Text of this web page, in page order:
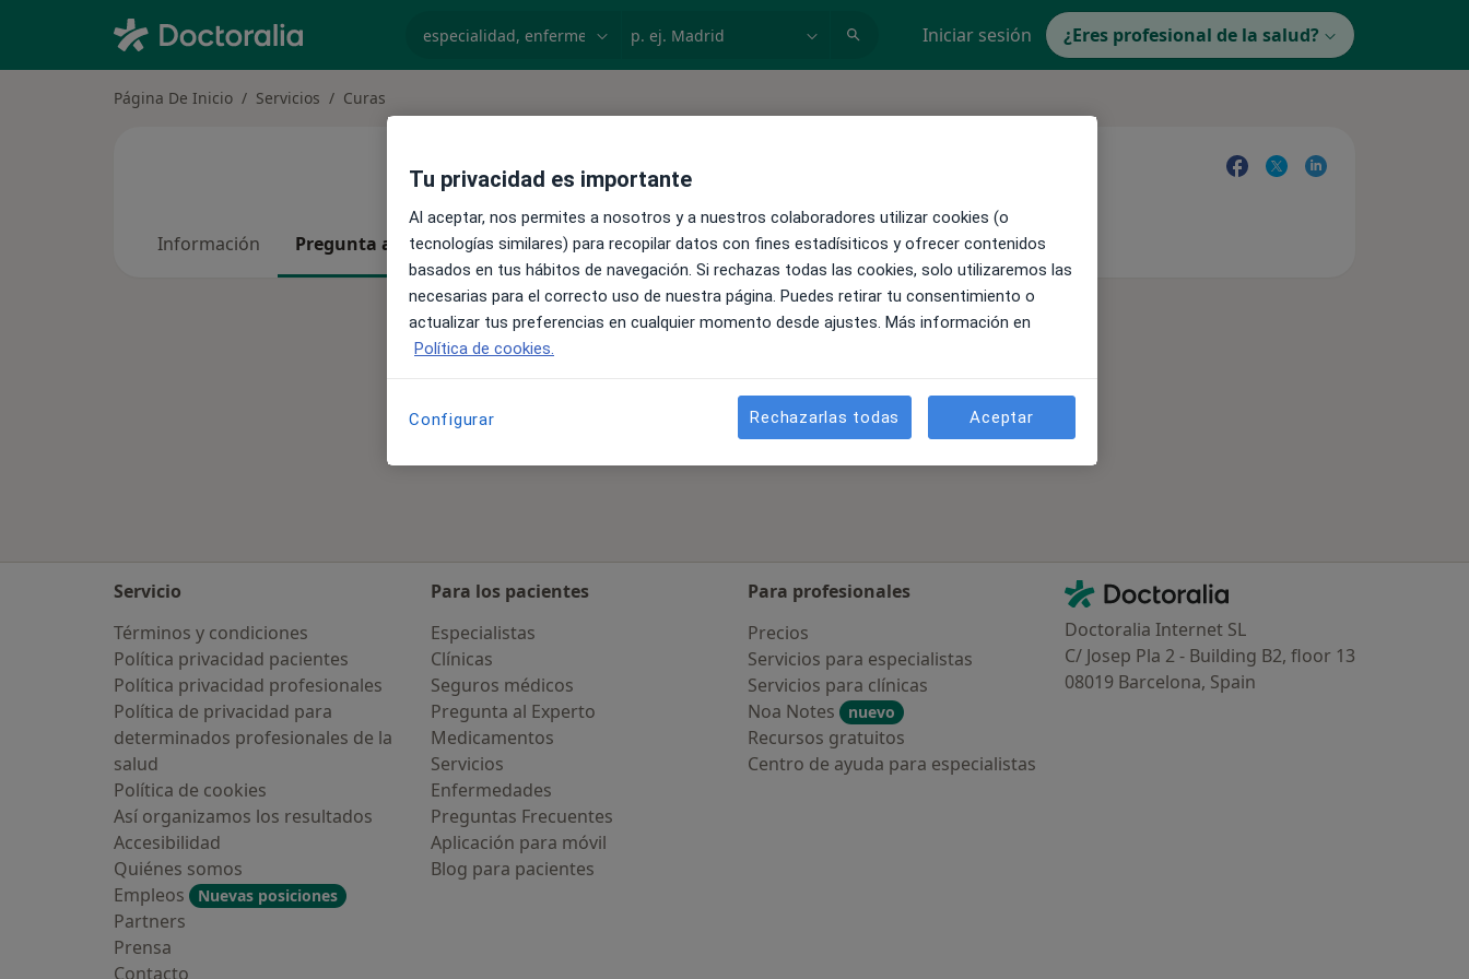
Iniciar sesión ¿Eres profesional de la salud?
Página De Inicio Servicios Curas
Información Pregunta al Experto
Servicio
Términos y condiciones
Política privacidad pacientes
Política privacidad profesionales
Política de privacidad para
determinados profesionales de la
salud
Política de cookies
Así organizamos los resultados
Accesibilidad
Quiénes somos
Empleos
Nuevas posiciones
Partners
Prensa
Contacto
Para los pacientes
Especialistas
Clínicas
Seguros médicos
Pregunta al Experto
Medicamentos
Servicios
Enfermedades
Preguntas Frecuentes
Aplicación para móvil
Blog para pacientes
Para profesionales
Precios
Servicios para especialistas
Servicios para clínicas
Noa Notes
nuevo
Recursos gratuitos
Centro de ayuda para especialistas
Contacto
Doctoralia - Página de inicio
Doctoralia Internet SL
C/ Josep Pla 2 - Building B2, floor 13
08019 Barcelona, Spain
Tu privacidad es importante
Al aceptar, nos permites a nosotros y a nuestros colaboradores utilizar cookies (o
tecnologías similares) para recopilar datos con fines estadísiticos y ofrecer contenidos
basados en tus hábitos de navegación. Si rechazas todas las cookies, solo utilizaremos las
necesarias para el correcto uso de nuestra página. Puedes retirar tu consentimiento o
actualizar tus preferencias en cualquier momento desde ajustes. Más información en
Política de cookies.
Configurar Rechazarlas todas Aceptar